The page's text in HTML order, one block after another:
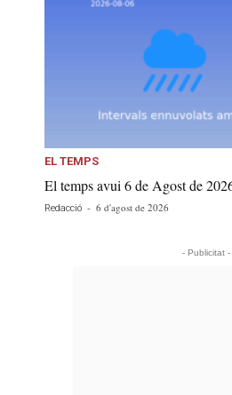
EL TEMPS
El temps avui 6 de Agost de
Redacció - 6 d'agost de 2026
- Publicitat -